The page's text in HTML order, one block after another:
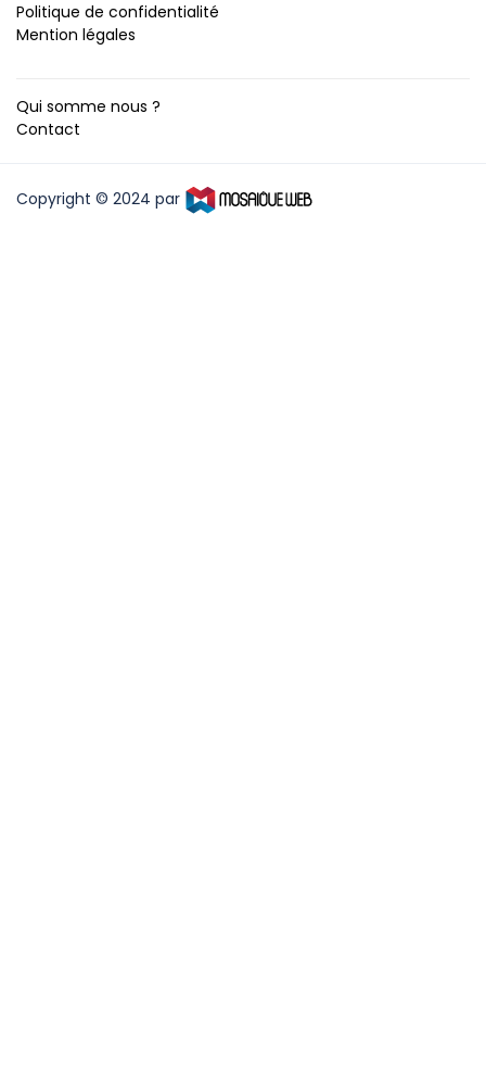
Politique de confidentialité
Mention légales
Qui somme nous ?
Contact
Copyright © 2024 par